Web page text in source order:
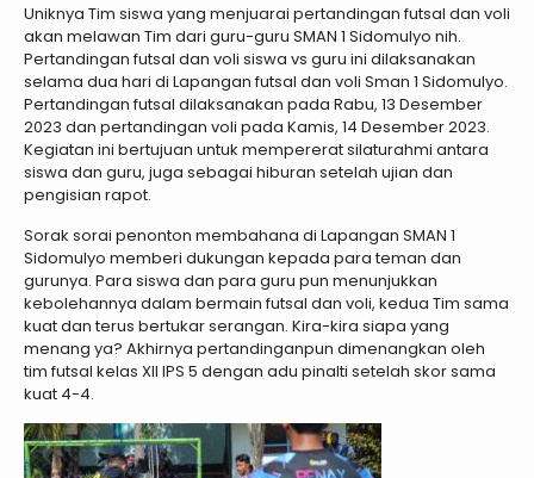
Uniknya Tim siswa yang menjuarai pertandingan futsal dan voli
akan melawan Tim dari guru-guru SMAN 1 Sidomulyo nih.
Pertandingan futsal dan voli siswa vs guru ini dilaksanakan
selama dua hari di Lapangan futsal dan voli Sman 1 Sidomulyo.
Pertandingan futsal dilaksanakan pada Rabu, 13 Desember
2023 dan pertandingan voli pada Kamis, 14 Desember 2023.
Kegiatan ini bertujuan untuk mempererat silaturahmi antara
siswa dan guru, juga sebagai hiburan setelah ujian dan
pengisian rapot.
Sorak sorai penonton membahana di Lapangan SMAN 1
Sidomulyo memberi dukungan kepada para teman dan
gurunya. Para siswa dan para guru pun menunjukkan
kebolehannya dalam bermain futsal dan voli, kedua Tim sama
kuat dan terus bertukar serangan. Kira-kira siapa yang
menang ya? Akhirnya pertandinganpun dimenangkan oleh
tim futsal kelas XII IPS 5 dengan adu pinalti setelah skor sama
kuat 4-4.